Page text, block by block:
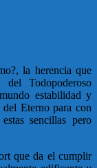
la herencia que
Todopoderoso
estabilidad y
Eterno para con
sencillas pero
que da el cumplir